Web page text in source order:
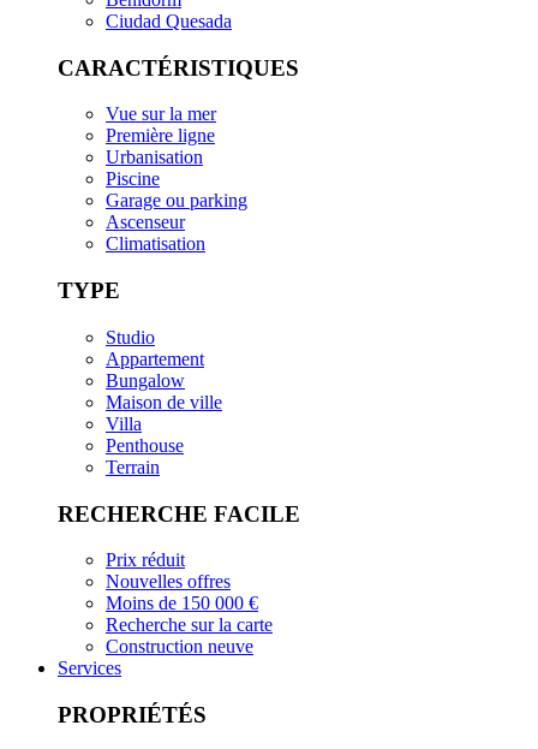
Ciudad Quesada
CARACTÉRISTIQUES
Vue sur la mer
Première ligne
Urbanisation
Piscine
Garage ou parking
Ascenseur
Climatisation
TYPE
Studio
Appartement
Bungalow
Maison de ville
Villa
Penthouse
Terrain
RECHERCHE FACILE
Prix réduit
Nouvelles offres
Moins de 150 000 €
Recherche sur la carte
Construction neuve
Services
PROPRIÉTÉS